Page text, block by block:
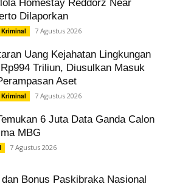
Homestay Reddorz Near
Dilaporkan
Kriminal 7 Agustus 2026
Uang Kejahatan Lingkungan
Triliun, Diusulkan Masuk
Aset
Kriminal 7 Agustus 2026
6 Juta Data Ganda Calon
MBG
7 Agustus 2026
Bonus Paskibraka Nasional